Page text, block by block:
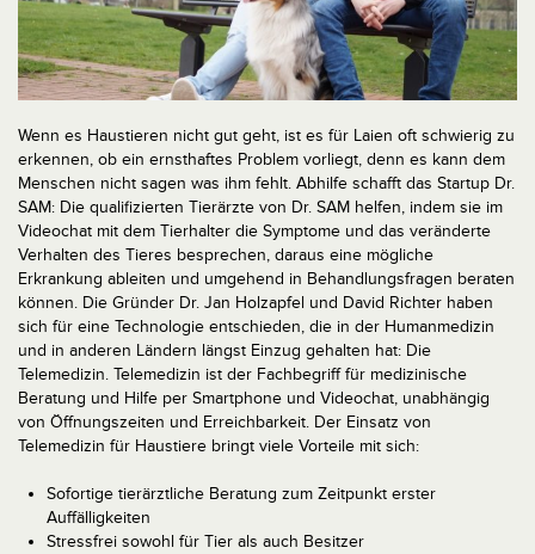
Wenn es Haustieren nicht gut geht, ist es für Laien oft schwierig zu
erkennen, ob ein ernsthaftes Problem vorliegt, denn es kann dem
Menschen nicht sagen was ihm fehlt. Abhilfe schafft das Startup Dr.
SAM: Die qualifizierten Tierärzte von Dr. SAM helfen, indem sie im
Videochat mit dem Tierhalter die Symptome und das veränderte
Verhalten des Tieres besprechen, daraus eine mögliche
Erkrankung ableiten und umgehend in Behandlungsfragen beraten
können. Die Gründer Dr. Jan Holzapfel und David Richter haben
sich für eine Technologie entschieden, die in der Humanmedizin
und in anderen Ländern längst Einzug gehalten hat: Die
Telemedizin. Telemedizin ist der Fachbegriff für medizinische
Beratung und Hilfe per Smartphone und Videochat, unabhängig
von Öffnungszeiten und Erreichbarkeit. Der Einsatz von
Telemedizin für Haustiere bringt viele Vorteile mit sich:
Sofortige tierärztliche Beratung zum Zeitpunkt erster
Auffälligkeiten
Stressfrei sowohl für Tier als auch Besitzer